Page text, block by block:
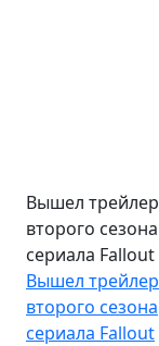
Вышел трейлер
второго сезона
сериала Fallout
Вышел трейлер
второго сезона
сериала Fallout